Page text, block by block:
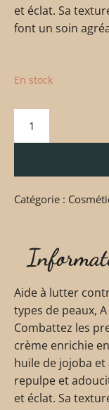
et éclat. Sa
font un soin
En stock
Catégorie :
Aide à lutter
types de peaux,
Combattez les
crème enrichie
huile de jojoba
repulpe et
et éclat. Sa